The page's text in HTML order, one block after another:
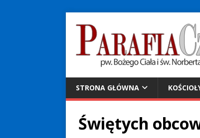
STRONA GŁÓWNA
Świętych